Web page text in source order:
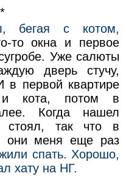
бегая с котом,
то окна и первое
Уже салюты
дверь стучу,
в первой квартире
кота, потом в
Когда нашел
стоял, так что в
они меня еще раз
спать. Хорошо,
хату на НГ.